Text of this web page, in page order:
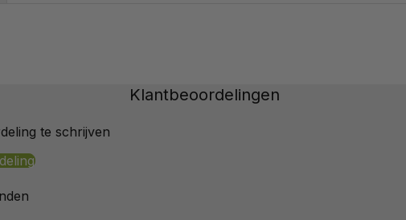
Klantbeoordelingen
te schrijven